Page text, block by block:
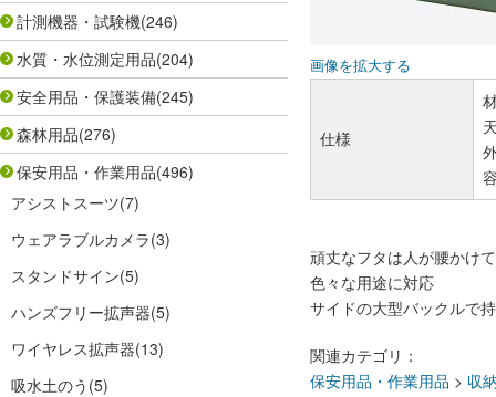
計測機器・試験機(246)
水質・水位測定用品(204)
安全用品・保護装備(245)
森林用品(276)
保安用品・作業用品(496)
アシストスーツ(7)
ウェアラブルカメラ(3)
スタンドサイン(5)
ハンズフリー拡声器(5)
ワイヤレス拡声器(13)
吸水土のう (5)
画像を拡大する
仕様
頑丈なフタは人が腰かけ
色々な用途に対応
サイドの大型バックルで
関連カテゴリ：
保安用品・作業用品 > 収